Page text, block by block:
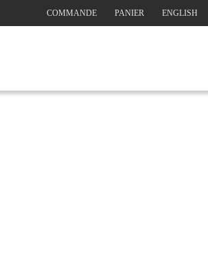
COMMANDE PANIER ENGLISH